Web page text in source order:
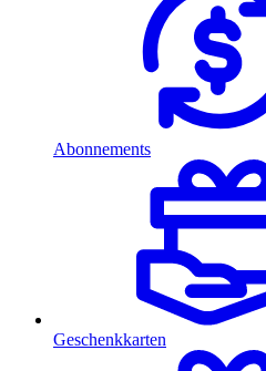
Abonnements
Geschenkkarten